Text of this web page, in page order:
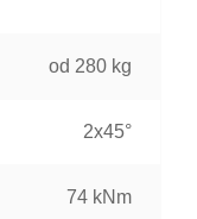
od 280 kg
2x45°
74 kNm